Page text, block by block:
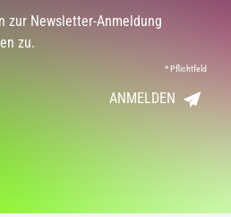
zur Newsletter-Anmeldung
zu.
*Pflichtfeld
ANMELDEN